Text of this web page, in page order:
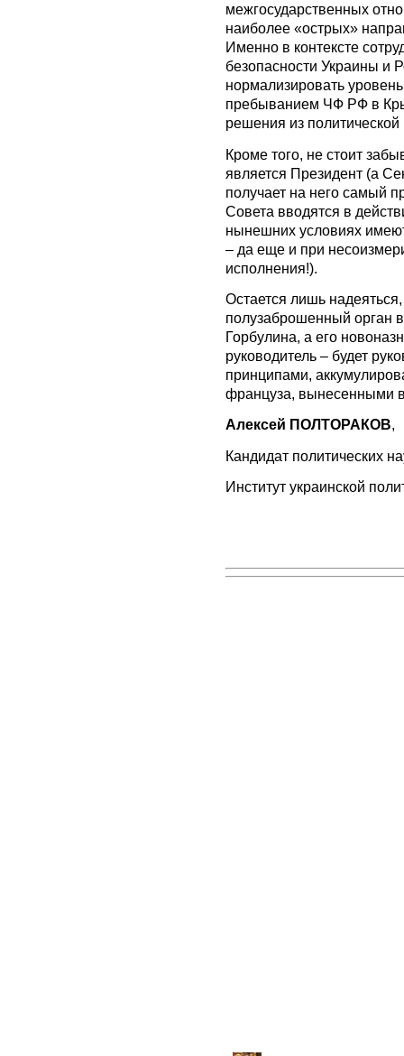
межгосударственных
наиболее «острых»
Именно в контексте
безопасности Украины и
нормализировать
пребыванием ЧФ РФ в
решения из политической
Кроме того, не стоит
является Президент (а
получает на него самый
Совета вводятся в
нынешних условиях
– да еще и при
исполнения!).
Остается лишь
полузаброшенный орган
Горбулина, а его
руководитель – будет
принципами,
француза, вынесенными
Алексей ПОЛТОРАКОВ,
Кандидат политических
Институт украинской